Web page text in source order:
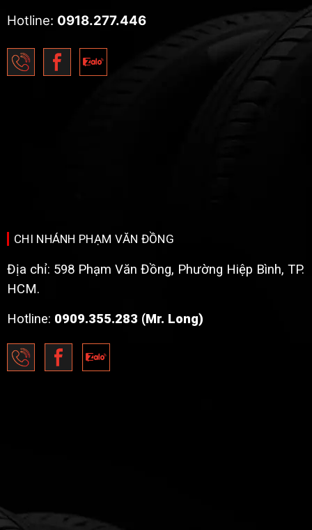
Hotline: 0918.277.446
CHI NHÁNH PHẠM VĂN ĐỒNG
Địa chỉ: 598 Phạm Văn Đồng, Phường Hiệp Bình, TP.
HCM.
Hotline: 0909.355.283 (Mr. Long)